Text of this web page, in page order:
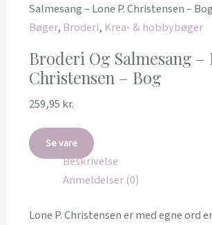
Salmesang – Lone P. Christensen – Bog
Bøger, Broderi, Krea- & hobbybøger
Broderi Og Salmesang –
Christensen – Bog
259,95 kr.
Se vare
Beskrivelse
Anmeldelser (0)
Lone P. Christensen er med egne ord